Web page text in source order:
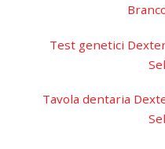
Test genetici
Tavola dentaria